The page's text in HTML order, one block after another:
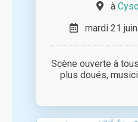
à
mardi 21
Scène ouverte à
plus doués,